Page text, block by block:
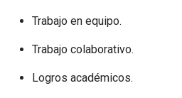
Trabajo en equipo.
Trabajo colaborativo.
Logros académicos.